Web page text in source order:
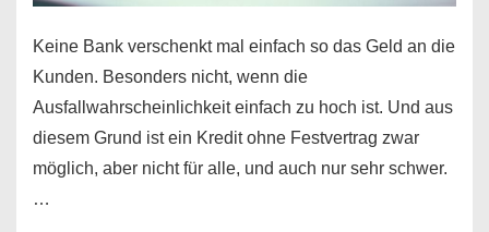
Keine Bank verschenkt mal einfach so das Geld an die
Kunden. Besonders nicht, wenn die
Ausfallwahrscheinlichkeit einfach zu hoch ist. Und aus
diesem Grund ist ein Kredit ohne Festvertrag zwar
möglich, aber nicht für alle, und auch nur sehr schwer.
…